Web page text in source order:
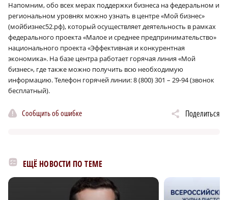
Напомним, обо всех мерах поддержки бизнеса на федеральном и
региональном уровнях можно узнать в центре «Мой бизнес»
(мойбизнес52.рф), который осуществляет деятельность в рамках
федерального проекта «Малое и среднее предпринимательство»
национального проекта «Эффективная и конкурентная
экономика». На базе центра работает горячая линия «Мой
бизнес», где также можно получить всю необходимую
информацию. Телефон горячей линии: 8 (800) 301 – 29-94 (звонок
бесплатный).
Сообщить об ошибке Поделиться
ЕЩЁ НОВОСТИ ПО ТЕМЕ